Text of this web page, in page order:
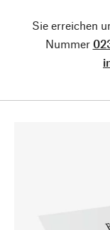
Sie erreichen
Nummer